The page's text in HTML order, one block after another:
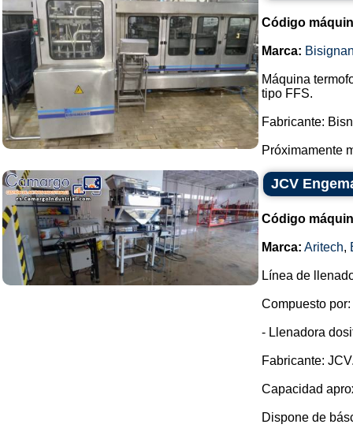
Código
Marca:
Máquina
tipo FFS.
Fabricante:
Próximamente
JCV
Código
Marca: Aritech,
Línea de
Compuesto por:
- Llenadora
Fabricante:
Capacidad
Dispone de